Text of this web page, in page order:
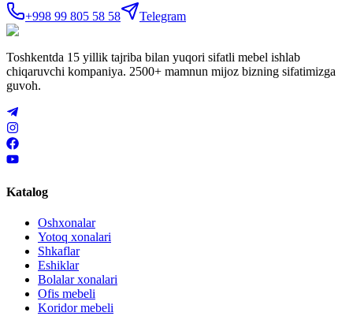
+998 99 805 58 58 Telegram
Toshkentda 15 yillik tajriba bilan yuqori sifatli mebel ishlab
chiqaruvchi kompaniya. 2500+ mamnun mijoz bizning sifatimizga
guvoh.
Katalog
Oshxonalar
Yotoq xonalari
Shkaflar
Eshiklar
Bolalar xonalari
Ofis mebeli
Koridor mebeli